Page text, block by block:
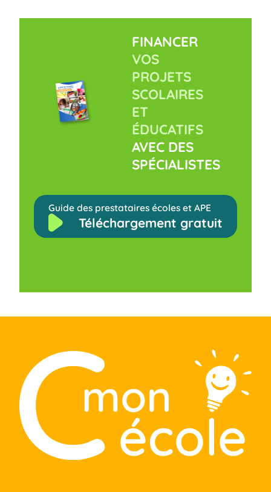
FINANCER
VOS
PROJETS
SCOLAIRES
ET
ÉDUCATIFS
AVEC DES
SPÉCIALISTES
Guide des prestataires écoles et APE
Téléchargement gratuit